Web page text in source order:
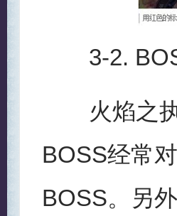
3-2.
火焰之执
BOSS经常
BOSS。另